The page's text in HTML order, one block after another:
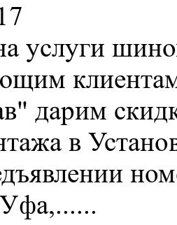
услуги
дарим
в